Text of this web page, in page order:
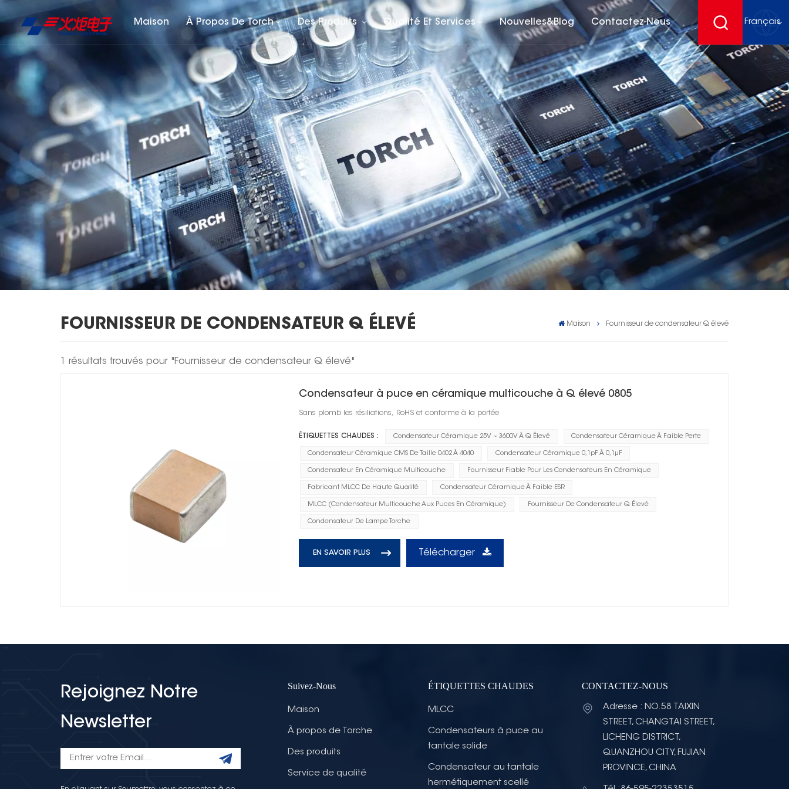
Maison À Propos De Torch Des Produits Qualité Et Services Nouvelles&Blog Contactez-Nous Français
English
français
Deutsch
español
FOURNISSEUR DE CONDENSATEUR Q ÉLEVÉ Maison Fournisseur de condensateur Q élevé
1 résultats trouvés pour "Fournisseur de condensateur Q élevé"
Condensateur à puce en céramique multicouche à Q élevé 0805
Sans plomb les résiliations, RoHS et conforme à la portée
ÉTIQUETTES CHAUDES : Condensateur Céramique 25V ~ 3600V À Q Élevé Condensateur Céramique À Faible Perte
Condensateur Céramique CMS De Taille 0402 À 4040 Condensateur Céramique 0,1pF À 0,1μF
Condensateur En Céramique Multicouche Fournisseur Fiable Pour Les Condensateurs En Céramique
Fabricant MLCC De Haute Qualité Condensateur Céramique À Faible ESR
MLCC (condensateur Multicouche Aux Puces En Céramique) Fournisseur De Condensateur Q Élevé
Condensateur De Lampe Torche
EN SAVOIR PLUS Télécharger
Rejoignez Notre
Newsletter
Suivez-Nous
Maison
À propos de Torche
Des produits
Service de qualité
ÉTIQUETTES CHAUDES
MLCC
Condensateurs à puce au
tantale solide
Condensateur au tantale
hermétiquement scellé
CONTACTEZ-NOUS
Adresse : NO.58 TAIXIN
STREET, CHANGTAI STREET,
LICHENG DISTRICT,
QUANZHOU CITY, FUJIAN
PROVINCE, CHINA